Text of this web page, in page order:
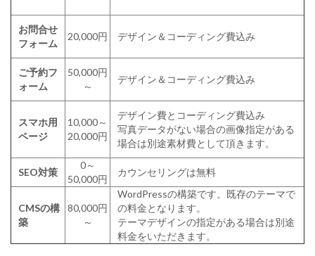
お問合せ
フォーム
20,000円 デザイン＆コーディング費込み
ご予約フ
ォーム
50,000円
～
デザイン＆コーディング費込み
スマホ用
ページ
10,000～
20,000円
デザイン費とコーディング費込み
写真データがない場合の画像指定がある
場合は別途素材費として頂きます。
SEO対策
0～
50,000円
カウンセリングは無料
CMSの構
築
80,000円
～
WordPressの構築です。既存のテーマで
の料金となります。
テーマデザインの指定がある場合は別途
料金をいただきます。